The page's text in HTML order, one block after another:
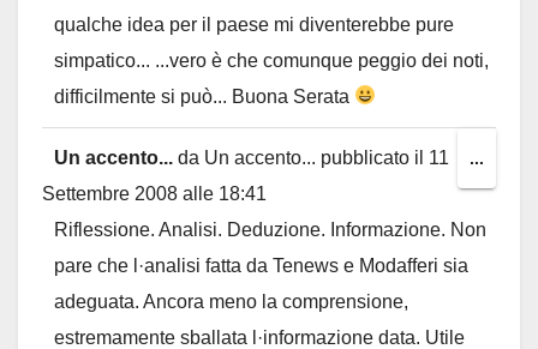
qualche idea per il paese mi diventerebbe pure
simpatico... ...vero è che comunque peggio dei noti,
difficilmente si può... Buona Serata
Un accento... da Un accento... pubblicato il 11
Settembre 2008 alle 18:41
Riflessione. Analisi. Deduzione. Informazione. Non
pare che l·analisi fatta da Tenews e Modafferi sia
adeguata. Ancora meno la comprensione,
estremamente sballata l·informazione data. Utile
...
this